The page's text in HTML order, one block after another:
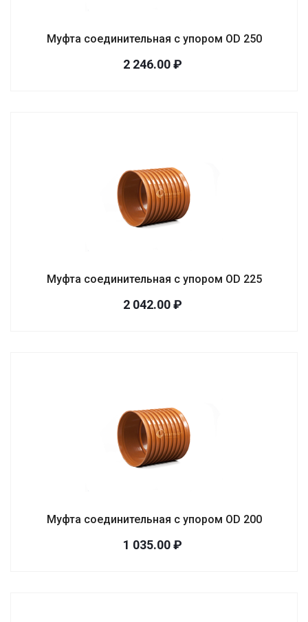
Муфта соединительная с упором OD 250
2 246.00 ₽
Муфта соединительная с упором OD 225
2 042.00 ₽
Муфта соединительная с упором OD 200
1 035.00 ₽